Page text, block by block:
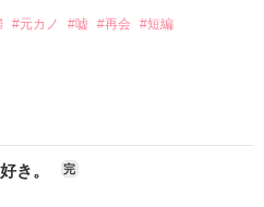
#元カノ #嘘 #再会 #短編
然別れはくる
き。 完